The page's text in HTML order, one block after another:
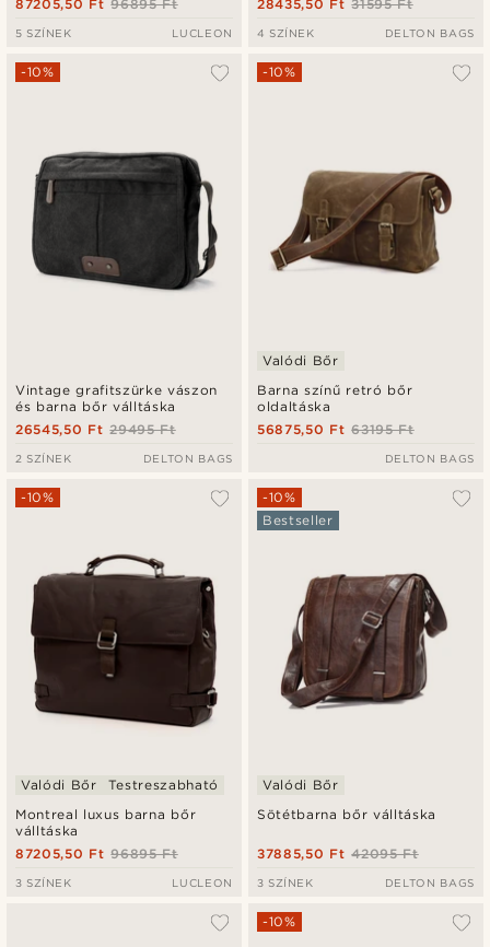
96895 Ft
87205,50 Ft
5 SZÍNEK LUCLEON
31595 Ft
28435,50 Ft
4 SZÍNEK DELTON BAGS
Vintage grafitszürke vászon
és barna bőr válltáska
-10%
29495 Ft
26545,50 Ft
2 SZÍNEK DELTON BAGS
Barna színű retró bőr
oldaltáska
-10%
Valódi Bőr
63195 Ft
56875,50 Ft
DELTON BAGS
Montreal luxus barna bőr
válltáska
-10%
Valódi Bőr Testreszabható
96895 Ft
87205,50 Ft
3 SZÍNEK LUCLEON
Sötétbarna bőr válltáska
-10%
Bestseller
Valódi Bőr
42095 Ft
37885,50 Ft
3 SZÍNEK DELTON BAGS
-10%